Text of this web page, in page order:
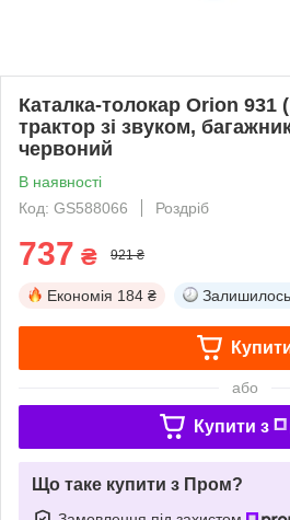
Каталка-толокар Orion 931
трактор зі звуком,
червоний
В наявності
Код: GS588066
Роздріб
737 ₴ 921 ₴
Економія 184 ₴ Залишилось
або
Купити з
Що таке купити з Пром?